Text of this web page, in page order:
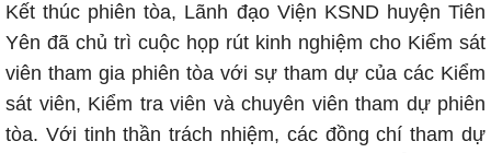
Kết thúc phiên tòa, Lãnh đạo Viện KSND huyện Tiên
Yên đã chủ trì cuộc họp rút kinh nghiệm cho Kiểm sát
viên tham gia phiên tòa với sự tham dự của các Kiểm
sát viên, Kiểm tra viên và chuyên viên tham dự phiên
tòa. Với tinh thần trách nhiệm, các đồng chí tham dự